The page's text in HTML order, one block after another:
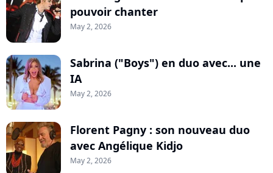
pouvoir chanter
May 2, 2026
Sabrina ("Boys") en duo avec... une
IA
May 2, 2026
Florent Pagny : son nouveau duo
avec Angélique Kidjo
May 2, 2026